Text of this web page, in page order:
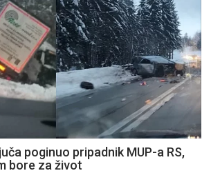
poginuo pripadnik MUP-a RS,
bore za život